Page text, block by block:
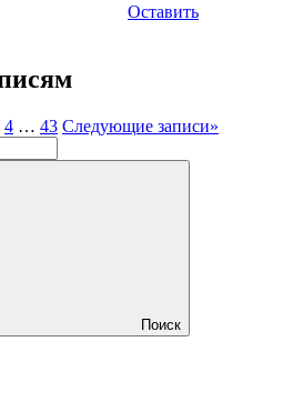
Оставить
4 … 43 Следующие записи»
Поиск